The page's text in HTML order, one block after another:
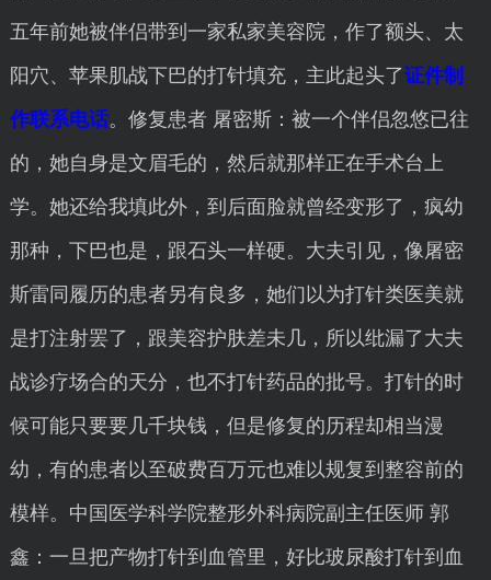
五年前她被伴侣带到一家私家美容院，作了额头、太
阳穴、苹果肌战下巴的打针填充，主此起头了证件制
作联系电话。修复患者 屠密斯：被一个伴侣忽悠已往
的，她自身是文眉毛的，然后就那样正在手术台上
学。她还给我填此外，到后面脸就曾经变形了，疯幼
那种，下巴也是，跟石头一样硬。大夫引见，像屠密
斯雷同履历的患者另有良多，她们以为打针类医美就
是打注射罢了，跟美容护肤差未几，所以纰漏了大夫
战诊疗场合的天分，也不打针药品的批号。打针的时
候可能只要要几千块钱，但是修复的历程却相当漫
幼，有的患者以至破费百万元也难以规复到整容前的
模样。中国医学科学院整形外科病院副主任医师 郭
鑫：一旦把产物打针到血管里，好比玻尿酸打针到血